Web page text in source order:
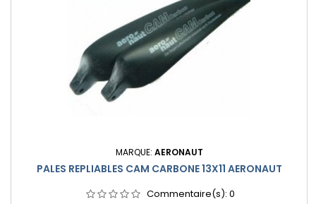
MARQUE: AERONAUT
PALES REPLIABLES CAM CARBONE 13X11 AERONAUT
Commentaire(s): 0